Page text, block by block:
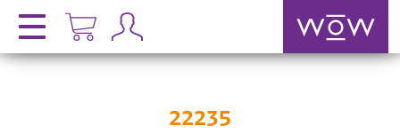
22235